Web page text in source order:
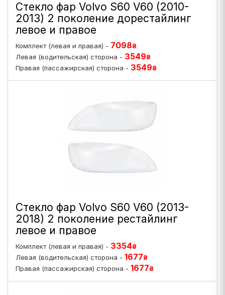
Стекло фар Volvo S60 V60 (2010-
2013) 2 поколение дорестайлинг
левое и правое
Комплект (левая и правая) - 7098₴
Левая (водительская) сторона - 3549₴
Правая (пассажирская) сторона - 3549₴
Стекло фар Volvo S60 V60 (2013-
2018) 2 поколение рестайлинг
левое и правое
Комплект (левая и правая) - 3354₴
Левая (водительская) сторона - 1677₴
Правая (пассажирская) сторона - 1677₴